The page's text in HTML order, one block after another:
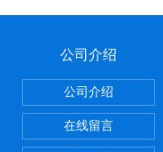
公司介绍
公司介绍
在线留言